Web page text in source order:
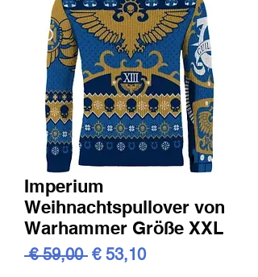
Imperium
Weihnachtspullover von
Warhammer Größe XXL
€ 59,00 Standardpreis
€ 53,10Sale-